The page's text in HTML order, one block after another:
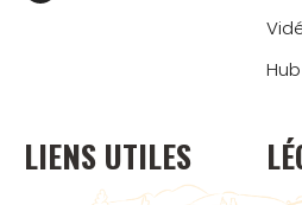
LIENS UTILES